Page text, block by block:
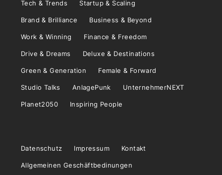
Tech & Trends Startup & Scaling
Brand & Brilliance Business & Beyond
Work & Winning Finance & Freedom
Drive & Dreams Deluxe & Destinations
Green & Generation Female & Forward
Studio Talks AnlagePunk UnternehmerNEXT
Planet2050 Inspiring People
Datenschutz Impressum Kontakt
Allgemeinen Geschäftbedinungen